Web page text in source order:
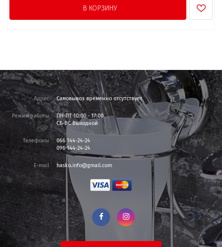
В КОРЗИНУ
Адрес Самовывоз временно отсутствует
Режим работы
ПН-ПТ 10:00 - 17:00
СБ-ВС Выходной
Телефоны
066 144-24-24
096 144-24-24
E-mail hasko.info@gmail.com